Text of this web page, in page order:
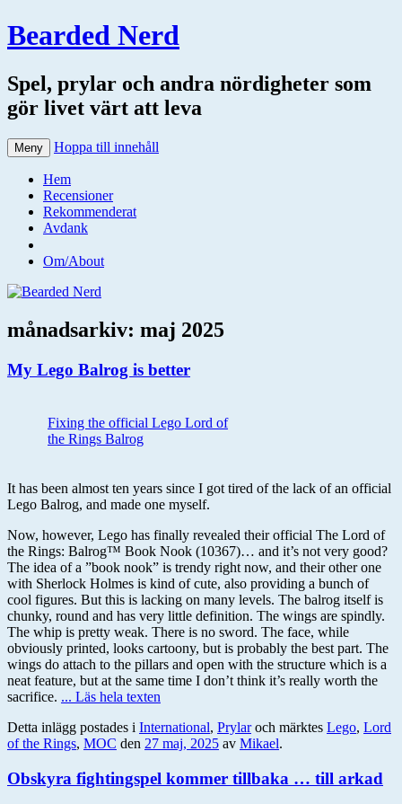
Bearded Nerd
Spel, prylar och andra nördigheter som
gör livet värt att leva
Meny Hoppa till innehåll
Hem
Recensioner
Rekommenderat
Avdank
Om/About
månadsarkiv: maj 2025
My Lego Balrog is better
Fixing the official Lego Lord of
the Rings Balrog
It has been almost ten years since I got tired of the lack of an official
Lego Balrog, and made one myself.
Now, however, Lego has finally revealed their official The Lord of
the Rings: Balrog™ Book Nook (10367)… and it’s not very good?
The idea of a ”book nook” is trendy right now, and their other one
with Sherlock Holmes is kind of cute, also providing a bunch of
cool figures. But this is lacking on many levels. The balrog itself is
chunky, round and has very little definition. The wings are spindly.
The whip is pretty weak. There is no sword. The face, while
obviously printed, looks cartoony, but is probably the best part. The
wings do attach to the pillars and open with the structure which is a
neat feature, but at the same time I don’t think it’s really worth the
sacrifice. ... Läs hela texten
Detta inlägg postades i International, Prylaroch märktes Lego, Lord
of the Rings, MOC den 27 maj, 2025 av Mikael.
Obskyra fightingspel kommer tillbaka … till arkad